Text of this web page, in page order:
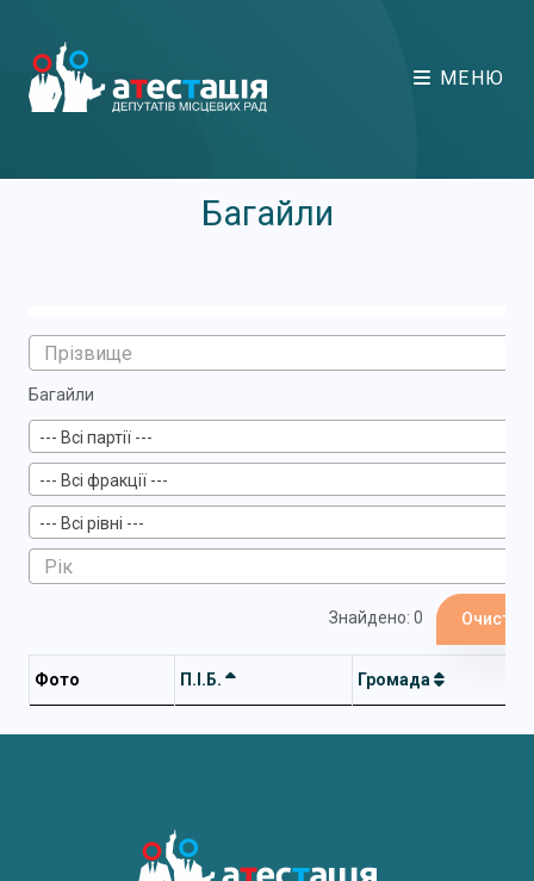
МЕНЮ
Багайли
Багайли
--- Всі партії ---
--- Всі фракції ---
--- Всі рівні ---
Знайдено: 0
Фото П.І.Б. Громада